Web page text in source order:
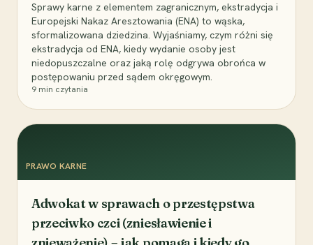
Sprawy karne z elementem zagranicznym, ekstradycja i
Europejski Nakaz Aresztowania (ENA) to wąska,
sformalizowana dziedzina. Wyjaśniamy, czym różni się
ekstradycja od ENA, kiedy wydanie osoby jest
niedopuszczalne oraz jaką rolę odgrywa obrońca w
postępowaniu przed sądem okręgowym.
9 min czytania
PRAWO KARNE
Adwokat w sprawach o przestępstwa
przeciwko czci (zniesławienie i